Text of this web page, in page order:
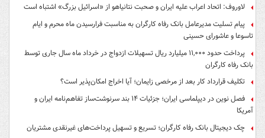
لاوروف: اتحاد اعراب علیه ایران و صحبت نتانیاهو از «اسرائیل بزرگ» اشتباه است
پیام تسلیت مدیرعامل بانک رفاه کارگران به مناسبت فرارسیدن ماه محرم و ایام
تاسوعا و عاشورای حسینی
پرداخت حدود ۱۱,۰۰۰ میلیارد ریال تسهیلات ازدواج در خرداد ماه سال جاری توسط
بانک رفاه کارگران
تکلیف قرارداد کار بعد از مرخصی زایمان؛ آیا اخراج امکان‌پذیر است؟
فصل نوین در دیپلماسی ایران؛ جزئیات ۱۴ بند سرنوشت‌ساز تفاهم‌نامه ایران و
آمریکا
چک دیجیتال بانک رفاه کارگران؛ تسریع و تسهیل پرداخت‌های غیرنقدی مشتریان